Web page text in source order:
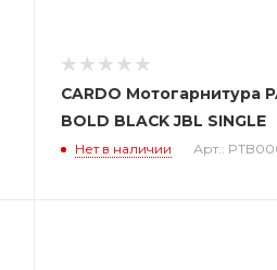
CARDO Мотогарнитура
BOLD BLACK JBL SINGLE
Нет в наличии Арт.: